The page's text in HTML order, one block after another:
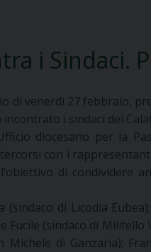
i Sindaci.
di venerdì 27 febbraio,
i sindaci del
diocesano per la
con i
di condividere
(sindaco di Licodia
Fucile (sindaco di Militello
Michele di Ganzaria);